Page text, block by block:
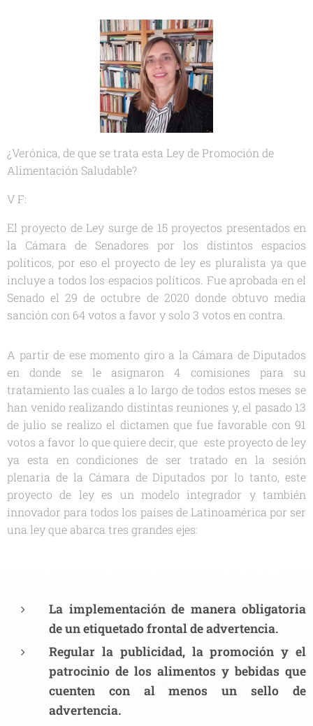
¿Verónica, de que se trata esta Ley de Promoción de
Alimentación Saludable?
V F:
El proyecto de Ley surge de 15 proyectos presentados en
la Cámara de Senadores por los distintos espacios
políticos, por eso el proyecto de ley es pluralista ya que
incluye a todos los espacios políticos. Fue aprobada en el
Senado el 29 de octubre de 2020 donde obtuvo media
sanción con 64 votos a favor y solo 3 votos en contra.
A partir de ese momento giro a la Cámara de Diputados
en donde se le asignaron 4 comisiones para su
tratamiento las cuales a lo largo de todos estos meses se
han venido realizando distintas reuniones y, el pasado 13
de julio se realizo el dictamen que fue favorable con 91
votos a favor lo que quiere decir, que este proyecto de ley
ya esta en condiciones de ser tratado en la sesión
plenaria de la Cámara de Diputados por lo tanto, este
proyecto de ley es un modelo integrador y también
innovador para todos los países de Latinoamérica por ser
una ley que abarca tres grandes ejes:
La implementación de manera obligatoria
de un etiquetado frontal de advertencia.
Regular la publicidad, la promoción y el
patrocinio de los alimentos y bebidas que
cuenten con al menos un sello de
advertencia.